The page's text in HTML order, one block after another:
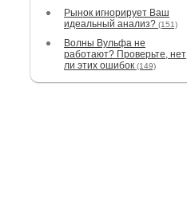
Рынок игнорирует Ваш
идеальный анализ? (151)
Волны Вульфа не
работают? Проверьте, нет
ли этих ошибок (149)